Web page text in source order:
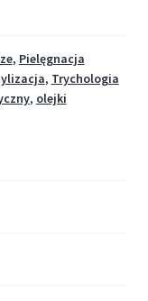
, Pielęgnacja
, Trychologia
, olejki